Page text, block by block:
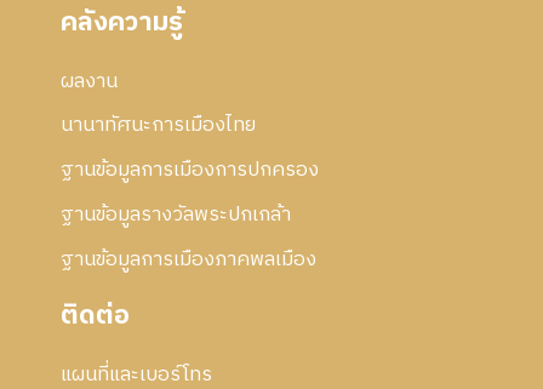
คลังความรู้
ผลงาน
นานาทัศนะการเมืองไทย
ฐานข้อมูลการเมืองการปกครอง
ฐานข้อมูลรางวัลพระปกเกล้า
ฐานข้อมูลการเมืองภาคพลเมือง
ติดต่อ
แผนที่และเบอร์โทร